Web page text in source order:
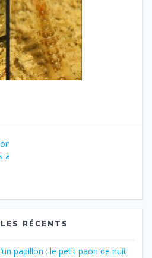
à
RÉCENTS
papillon : le petit paon de nuit